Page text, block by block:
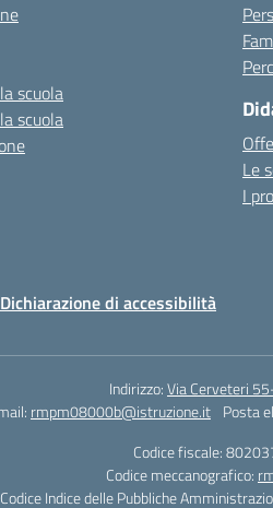
scuola
scuola
Le
I
Dichiarazione di accessibilità
Indirizzo:Via Cerveteri
rmpm08000b@istruzione.it Posta
Codice fiscale:
Codice meccanografico:
Codice Indice delle Pubbliche